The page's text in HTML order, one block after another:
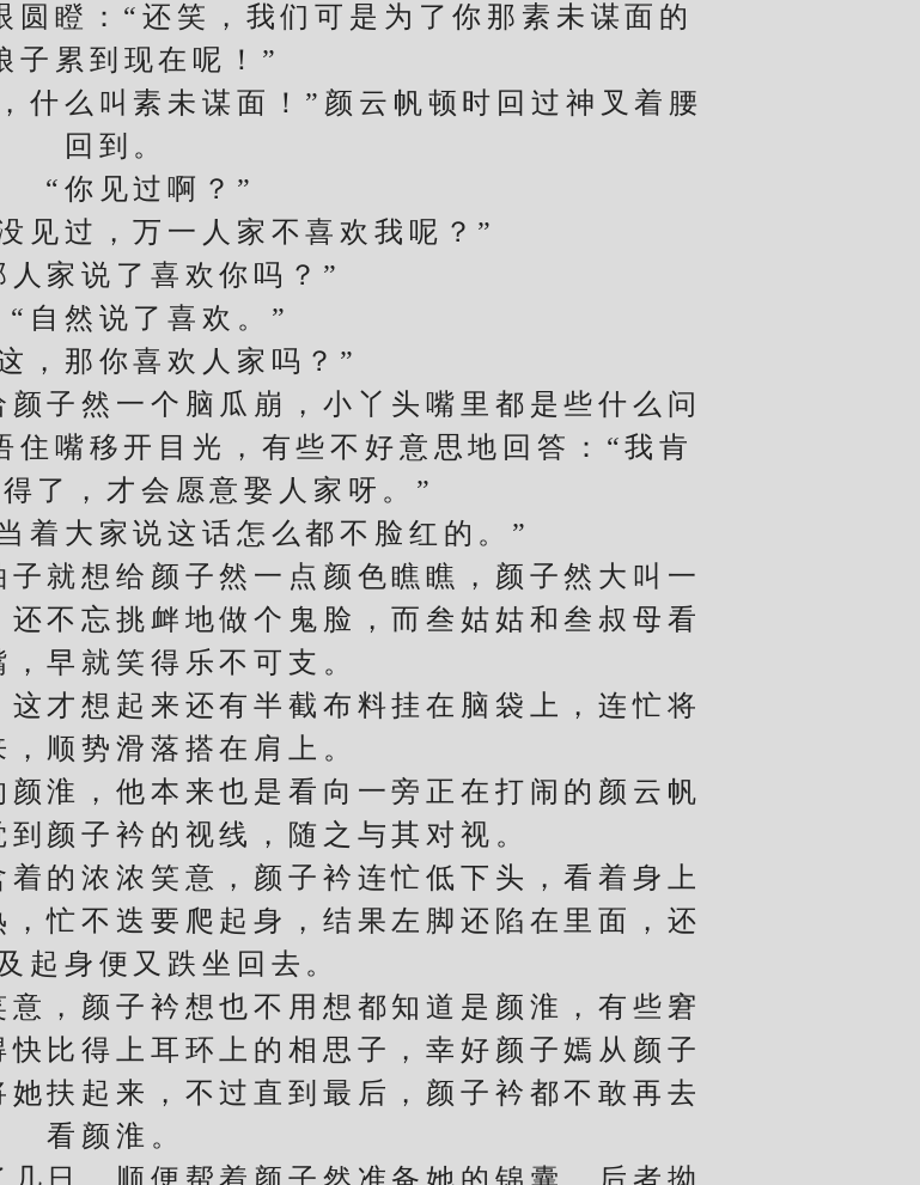
瞪：“还笑，我们可是为了你那素未谋面的
子累到现在呢！”
么叫素未谋面！”颜云帆顿时回过神叉着腰
回到。
你见过啊？”
过，万一人家不喜欢我呢？”
说了喜欢你吗？”
然说了喜欢。”
那你喜欢人家吗？”
然一个脑瓜崩，小丫头嘴里都是些什么问
住嘴移开目光，有些不好意思地回答：“我肯
了，才会愿意娶人家呀。”
大家说这话怎么都不脸红的。”
想给颜子然一点颜色瞧瞧，颜子然大叫一
不忘挑衅地做个鬼脸，而叁姑姑和叁叔母看
早就笑得乐不可支。
想起来还有半截布料挂在脑袋上，连忙将
顺势滑落搭在肩上。
，他本来也是看向一旁正在打闹的颜云帆
颜子衿的视线，随之与其对视。
浓浓笑意，颜子衿连忙低下头，看着身上
忙不迭要爬起身，结果左脚还陷在里面，还
起身便又跌坐回去。
颜子衿想也不用想都知道是颜淮，有些窘
比得上耳环上的相思子，幸好颜子嫣从颜子
扶起来，不过直到最后，颜子衿都不敢再去
看颜淮。